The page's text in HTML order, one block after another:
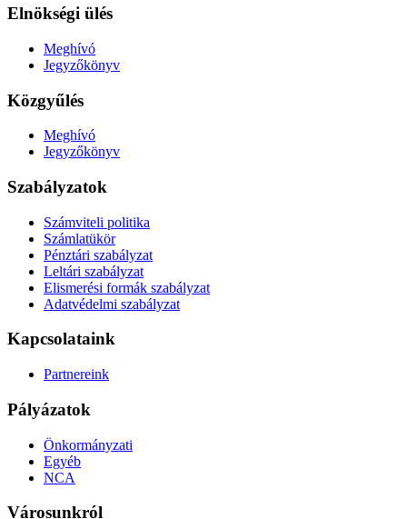
Elnökségi ülés
Meghívó
Jegyzőkönyv
Közgyűlés
Meghívó
Jegyzőkönyv
Szabályzatok
Számviteli politika
Számlatükör
Pénztári szabályzat
Leltári szabályzat
Elismerési formák szabályzat
Adatvédelmi szabályzat
Kapcsolataink
Partnereink
Pályázatok
Önkormányzati
Egyéb
NCA
Városunkról